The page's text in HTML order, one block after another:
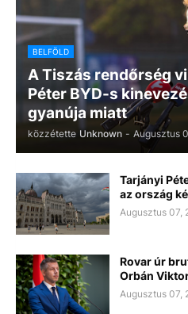
BELFÖLD
A Tiszás rendőrség
Péter BYD-s
gyanúja miatt
közzétette Unknown - Augusztus
Tarjányi
az ország
Augusztus 07,
Rovar úr
Orbán
Augusztus 07,